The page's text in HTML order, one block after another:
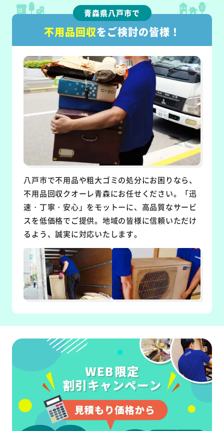
青森県八戸市で
不用品回収をご検討の皆様！
八戸市で不用品や粗大ゴミの処分にお困りなら、
不用品回収クオーレ青森にお任せください。「迅
速・丁寧・安心」をモットーに、高品質なサービ
スを低価格でご提供。地域の皆様に信頼いただけ
るよう、誠実に対応いたします。